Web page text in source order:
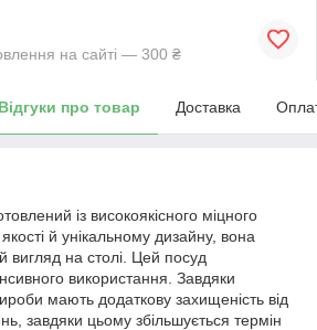
на сайті — 300 ₴
Відгуки про товар Доставка
із високоякісного міцного
й унікальному дизайну, вона
вигляд на столі. Цей посуд
використання. Завдяки
мають додаткову захищеність від
завдяки цьому збільшується термін